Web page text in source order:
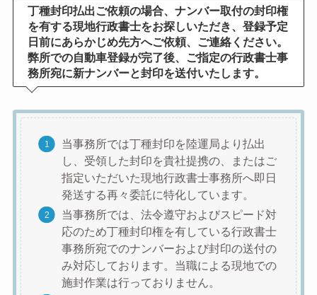
丁種封印払出ご依頼の場合、ナンバー取付の封印権
を有する現地行政書士をお探しいただき、登録予定
日前にあらかじめ先方へご依頼、ご連絡ください。
弊所での自動車登録が完了後、ご指定の行政書士事
務所宛に新ナンバーと封印を送付いたします。
当事務所では丁種封印を陸運局より払出
し、受領した封印を貴社提携の、またはご
指定いただいた現地行政書士事務所へ即日
発送する再々委託に特化しています。
当事務所では、法令遵守およびスピード対
応のため丁種封印権を有している行政書士
事務所宛でのナンバーおよび封印の送付の
み対応しております。当職による現地での
施封作業は行っておりません。